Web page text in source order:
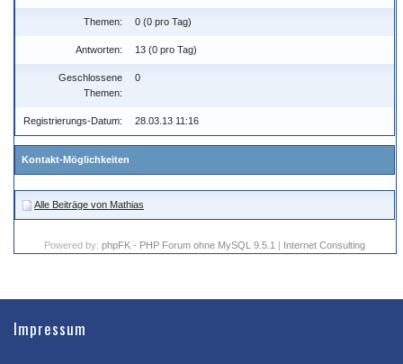
Themen: 0 (0 pro Tag)
Antworten: 13 (0 pro Tag)
Geschlossene
Themen:
0
Registrierungs-Datum: 28.03.13 11:16
Kontakt-Möglichkeiten
Alle Beiträge von Mathias
Powered by:phpFK - PHP Forum ohne MySQL 9.5.1 | Internet Consulting
Impressum